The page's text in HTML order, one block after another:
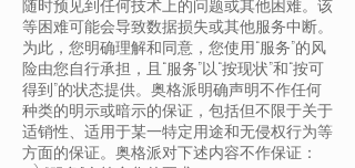
随时预见到任何技术上的问题或其他困难。该
等困难可能会导致数据损失或其他服务中断。
为此，您明确理解和同意，您使用“服务”的风
险由您自行承担，且“服务”以“按现状”和“按可
得到”的状态提供。奥格派明确声明不作任何
种类的明示或暗示的保证，包括但不限于关于
适销性、适用于某一特定用途和无侵权行为等
方面的保证。奥格派对下述内容不作保证：